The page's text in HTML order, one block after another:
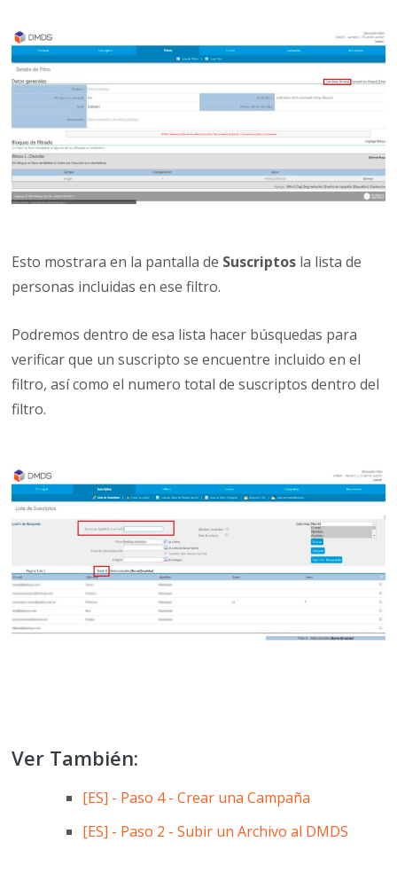
Esto mostrara en la pantalla de Suscriptos la lista de
personas incluidas en ese filtro.
Podremos dentro de esa lista hacer búsquedas para
verificar que un suscripto se encuentre incluido en el
filtro, así como el numero total de suscriptos dentro del
filtro.
Ver También:
[ES] - Paso 4 - Crear una Campaña
[ES] - Paso 2 - Subir un Archivo al DMDS